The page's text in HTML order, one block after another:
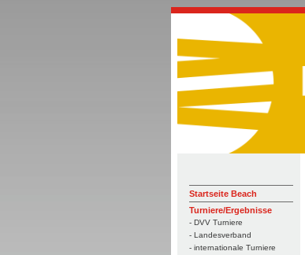
Startseite Beach
Turniere/Ergebnisse
- DVV Turniere
- Landesverband
- internationale Turniere